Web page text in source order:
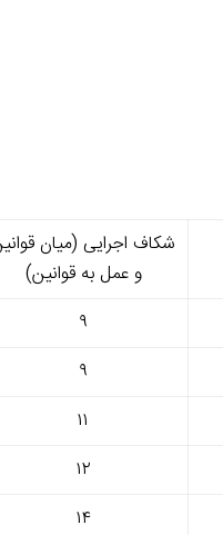
شکاف اجرایی (میان
و عمل به قوانین)
۹
۹
۱۱
۱۲
۱۴